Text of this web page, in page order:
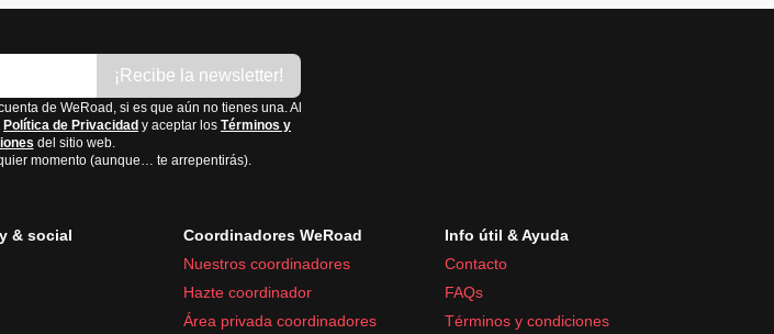
¡Recibe la newsletter!
de WeRoad, si es que aún no tienes una. Al
Política de Privacidad y aceptar los Términos y
del sitio web.
momento (aunque… te arrepentirás).
& social
Coordinadores WeRoad
Nuestros coordinadores
Hazte coordinador
Área privada coordinadores
Info útil & Ayuda
Contacto
FAQs
Términos y condiciones